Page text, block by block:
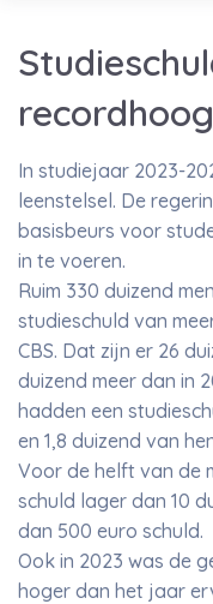
In studiejaar 2023-
leenstelsel. De
basisbeurs voor
in te voeren.
Ruim 330 duizend
studieschuld van
CBS. Dat zijn er 26
duizend meer dan in
hadden een
en 1,8 duizend van
Voor de helft van de
schuld lager dan 10
dan 500 euro schuld.
Ook in 2023 was de
hoger dan het jaar